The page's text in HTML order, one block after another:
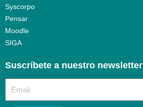
Syscorpo
Pensar
Moodle
SIGA
Suscríbete a nuestro newsletter​